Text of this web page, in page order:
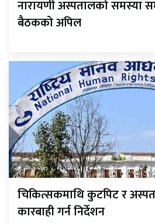
नारायणी अस्पतालको समस्या
बैठकको अपिल
चिकित्सकमाथि कुटपिट र
कारबाही गर्न निर्देशन